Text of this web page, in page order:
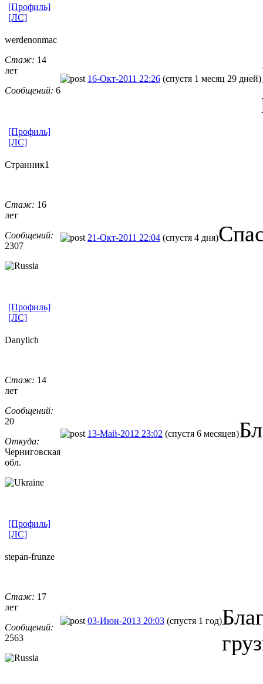
[Профиль]
[ЛС]
werdenonmac
Стаж: 14
лет
Сообщений: 6
16-Окт-2011 22:26 (спустя 1 месяц 29 дней)
[Профиль]
[ЛС]
Странник1
Стаж: 16
лет
Сообщений:
2307
21-Окт-2011 22:04 (спустя 4 дня)
[Профиль]
[ЛС]
Danylich
Стаж: 14
лет
Сообщений:
20
Откуда:
Черниговская
обл.
13-Май-2012 23:02 (спустя 6 месяцев)
[Профиль]
[ЛС]
stepan-frunz​e
Стаж: 17
лет
Сообщений:
2563
03-Июн-2013 20:03 (спустя 1 год)